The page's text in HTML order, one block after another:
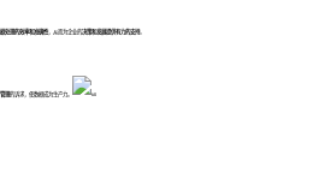
处理的效率和准确性 ，从而为企业的 决策和发展提供有力的支持。
理 的诉求，使数据成为生产力。